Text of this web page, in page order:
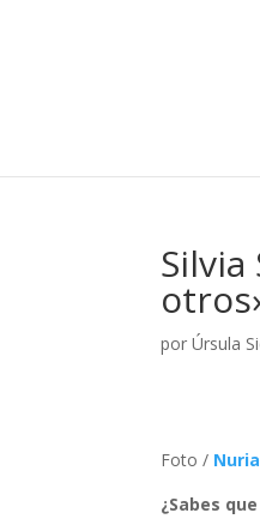
Silvia
porÚrsula
Foto /
¿Sabes